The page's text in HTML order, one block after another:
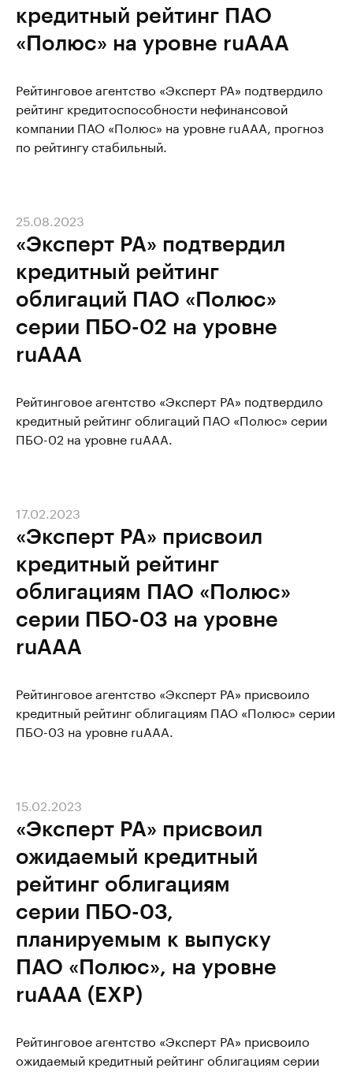
кредитный рейтинг ПАО
«Полюс» на уровне ruAAA
Рейтинговое агентство «Эксперт РА» подтвердило
рейтинг кредитоспособности нефинансовой
компании ПАО «Полюс» на уровне ruAAA, прогноз
по рейтингу стабильный.
«Эксперт РА» подтвердил
кредитный рейтинг
облигаций ПАО «Полюс»
серии ПБО-02 на уровне
ruAAA
25.08.2023
Рейтинговое агентство «Эксперт РА» подтвердило
кредитный рейтинг облигаций ПАО «Полюс» серии
ПБО-02 на уровне ruAAА.
«Эксперт РА» присвоил
кредитный рейтинг
облигациям ПАО «Полюс»
серии ПБО-03 на уровне
ruAAA
17.02.2023
Рейтинговое агентство «Эксперт РА» присвоило
кредитный рейтинг облигациям ПАО «Полюс» серии
ПБО-03 на уровне ruAAA.
«Эксперт РА» присвоил
ожидаемый кредитный
рейтинг облигациям
серии ПБО-03,
планируемым к выпуску
ПАО «Полюс», на уровне
ruAAA (EXP)
15.02.2023
Рейтинговое агентство «Эксперт РА» присвоило
ожидаемый кредитный рейтинг облигациям серии